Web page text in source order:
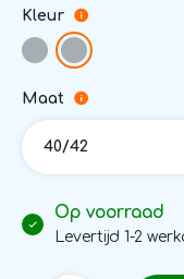
Kleur
Maat
40/42
Op voorraad
Levertijd 1-2